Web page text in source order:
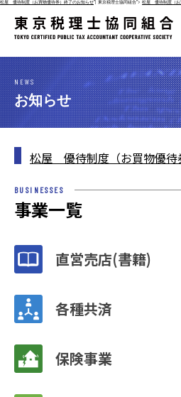
松屋 優待制度（お買物優待券）終了のお知らせ"| 東京税理士協同組合"> 松屋 優待制度（お
NEWS
お知らせ
松屋 優待制度（お買物優待
BUSINESSES
事業一覧
直営売店(書籍)
各種共済
保険事業